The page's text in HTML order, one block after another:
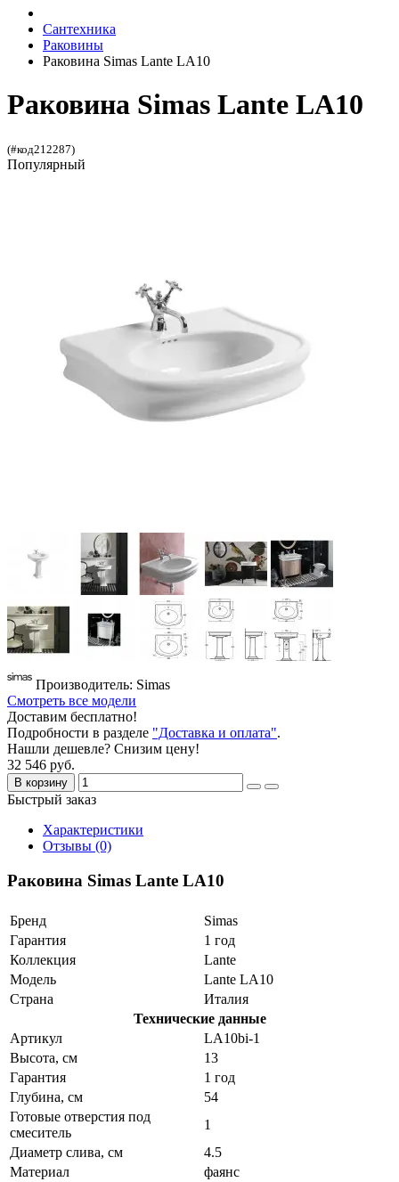
Сантехника
Раковины
Раковина Simas Lante LA10
Раковина Simas Lante LA10
(#код212287)
Популярный
Производитель: Simas
Смотреть все модели
Доставим бесплатно!
Подробности в разделе "Доставка и оплата".
Нашли дешевле? Снизим цену!
32 546 руб.
В корзину
Быстрый заказ
Характеристики
Отзывы (0)
Раковина Simas Lante LA10
Бренд
Simas
Гарантия
1 год
Коллекция
Lante
Модель
Lante LA10
Страна
Италия
Технические данные
Артикул
LA10bi-1
Высота, см
13
Гарантия
1 год
Глубина, см
54
Готовые отверстия под
смеситель
1
Диаметр слива, см
4.5
Материал
фаянс